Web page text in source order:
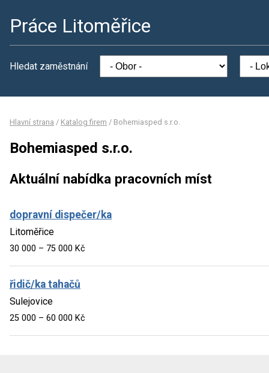
Práce Litoměřice
Hledat zaměstnání
Hlavní strana / Katalog firem / Bohemiasped s.r.o.
Bohemiasped s.r.o.
Aktuální nabídka pracovních míst
dopravní dispečer/ka
Litoměřice
30 000 – 75 000 Kč
řidič/ka tahačů
Sulejovice
25 000 – 60 000 Kč